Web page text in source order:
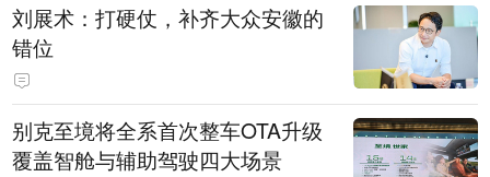
刘展术：打硬仗，补齐大众安徽的
错位
别克至境将全系首次整车OTA升级
覆盖智舱与辅助驾驶四大场景